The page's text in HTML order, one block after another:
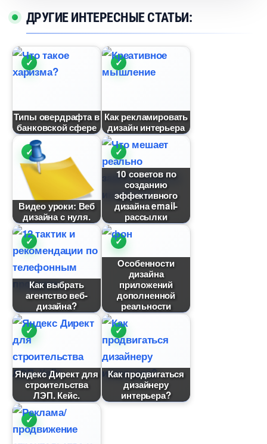
ДРУГИЕ ИНТЕРЕСНЫЕ СТАТЬИ:
Типы овердрафта
анковской сфере
Как рекламировать
дизайн интерьера
идео уроки: Ве
дизайна с нуля.
10 советов по
созданию
эффективного
дизайна email-
рассылки
Как выбрать
агентство веб-
дизайна?
Особенности
дизайна
приложений
дополненной
реальности
Яндекс Директ для
строительства
ЛЭП. Кейс.
Как продвигаться
дизайнеру
интерьера?